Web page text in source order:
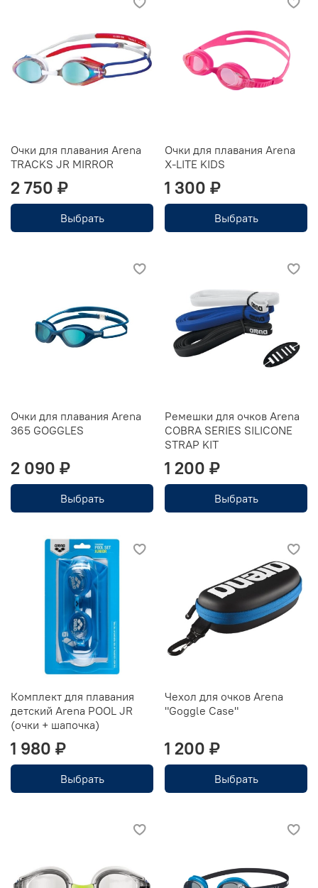
Очки для плавания Arena
TRACKS JR MIRROR
2 750 ₽
Выбрать
Очки для плавания Arena
X-LITE KIDS
1 300 ₽
Выбрать
Очки для плавания Arena
365 GOGGLES
2 090 ₽
Выбрать
Ремешки для очков Arena
COBRA SERIES SILICONE
STRAP KIT
1 200 ₽
Выбрать
Комплект для плавания
детский Arena POOL JR
(очки + шапочка)
1 980 ₽
Выбрать
Чехол для очков Arena
"Goggle Сase"
1 200 ₽
Выбрать